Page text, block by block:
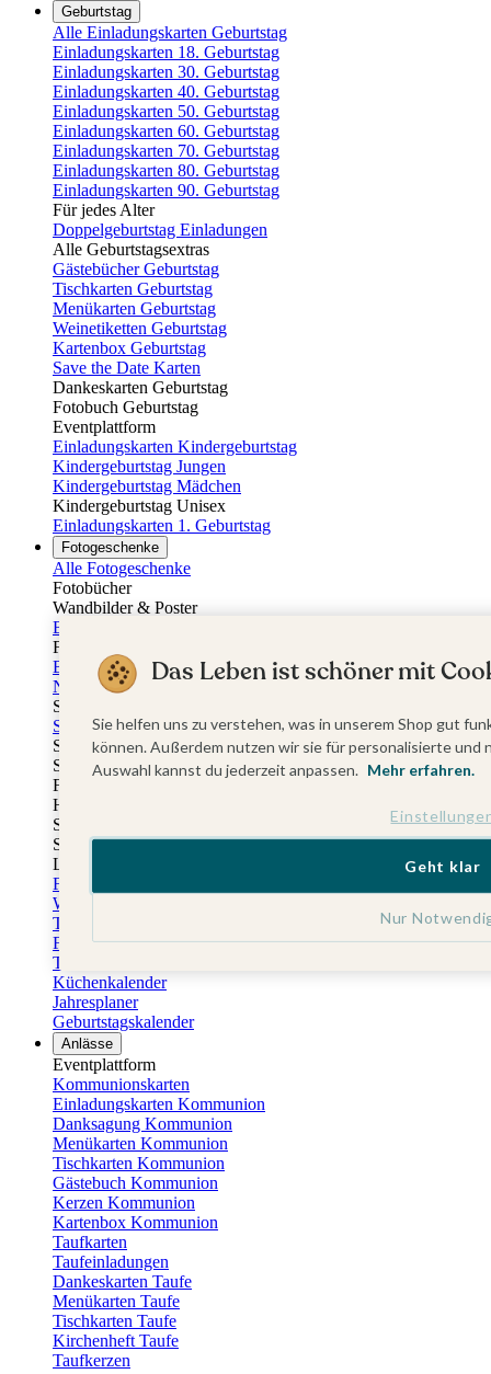
Geburtstag
Alle Einladungskarten Geburtstag
Einladungskarten 18. Geburtstag
Einladungskarten 30. Geburtstag
Einladungskarten 40. Geburtstag
Einladungskarten 50. Geburtstag
Einladungskarten 60. Geburtstag
Einladungskarten 70. Geburtstag
Einladungskarten 80. Geburtstag
Einladungskarten 90. Geburtstag
Für jedes Alter
Doppelgeburtstag Einladungen
Alle Geburtstagsextras
Gästebücher Geburtstag
Tischkarten Geburtstag
Menükarten Geburtstag
Weinetiketten Geburtstag
Kartenbox Geburtstag
Save the Date Karten
Dankeskarten Geburtstag
Fotobuch Geburtstag
Eventplattform
Einladungskarten Kindergeburtstag
Kindergeburtstag Jungen
Kindergeburtstag Mädchen
Kindergeburtstag Unisex
Einladungskarten 1. Geburtstag
Fotogeschenke
Alle Fotogeschenke
Fotobücher
Wandbilder & Poster
Bilderboxen
Fotohalter
Bilderrahmen
Notizbücher
Stoffeinband mit Foto
Softcover mit Foto
Stoffeinband mit Veredelung
Softcover mit Veredelung
Fotobücher
Hardcover
Softcover
Stoffeinband
Layflat
Fotokalender
Wandkalender
Tischkalender
Familienkalender
Terminkalender
Küchenkalender
Jahresplaner
Geburtstagskalender
Anlässe
Eventplattform
Kommunionskarten
Einladungskarten Kommunion
Danksagung Kommunion
Menükarten Kommunion
Tischkarten Kommunion
Gästebuch Kommunion
Kerzen Kommunion
Kartenbox Kommunion
Taufkarten
Taufeinladungen
Dankeskarten Taufe
Menükarten Taufe
Tischkarten Taufe
Kirchenheft Taufe
Taufkerzen
Das Leben ist schöner mit
Sie helfen uns zu verstehen, was in unserem Shop gut
können. Außerdem nutzen wir sie für personalisierte
Auswahl kannst du jederzeit anpassen. Mehr erfahren.
Nur
Geht klar